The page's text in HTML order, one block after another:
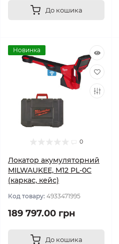
До кошика
Новинка
0
Локатор акумуляторний
MILWAUKEE, M12 PL-0C
(каркас, кейс)
Код товару: 4933471995
189 797.00 грн
До кошика